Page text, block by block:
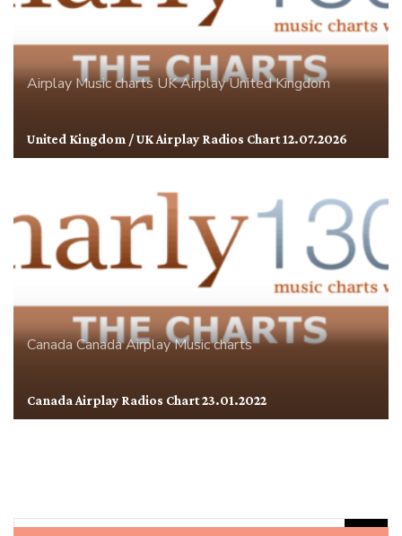
AirplayMusic chartsUK AirplayUnited Kingdom
United Kingdom / UK Airplay Radios Chart 12.07.2026
CanadaCanada AirplayMusic charts
Canada Airplay Radios Chart 23.01.2022